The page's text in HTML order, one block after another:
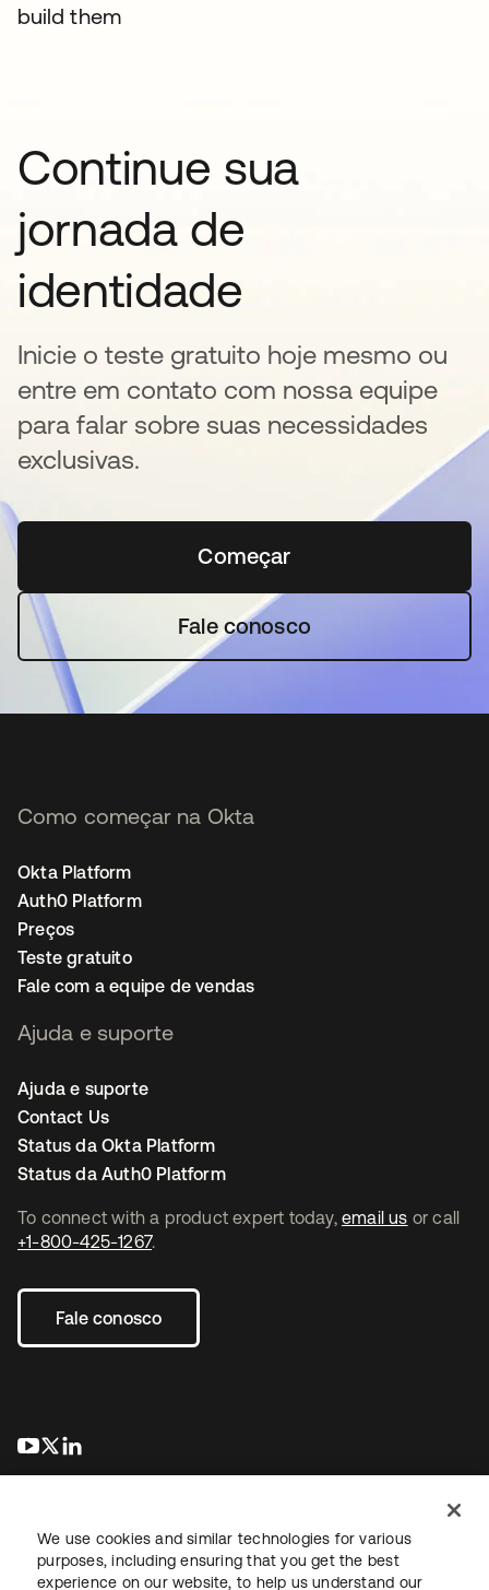
build them
Continue sua
jornada de
identidade
Inicie o teste gratuito hoje mesmo ou
entre em contato com nossa equipe
para falar sobre suas necessidades
exclusivas.
Começarabre em uma nova guia
Fale conosco
To connect with a product expert today, email us or call
+1-800-425-1267.
Fale conosco
abre em uma nova guia
abre em uma nova guia
Como começar na Okta
Okta Platform
Auth0 Platform
Preços
Teste gratuito
Fale com a equipe de vendas
Ajuda e suporte
Ajuda e suporte
Contact Us
Status da Okta Platform
Status da Auth0 Platform
We use cookies and similar technologies for various
purposes, including ensuring that you get the best
experience on our website, to help us understand our